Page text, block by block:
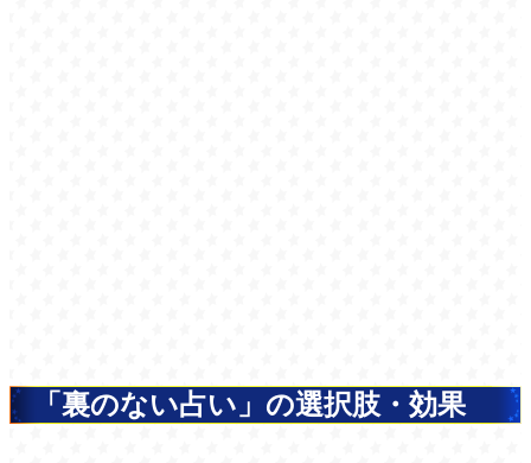
「裏のない占い」の選択肢・効果